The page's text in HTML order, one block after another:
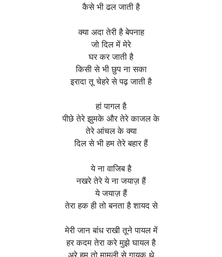
कैसे भी ढल जाती है
क्या अदा तेरी है बेपनाह
जो दिल में मेरे
घर कर जाती है
किसी से भी छुप ना सका
इरादा तू चेहरे से पढ़ जाती है
हां पागल है
पीछे तेरे झुमके और तेरे काजल के
तेरे आंचल के क्या
दिल से भी हम तेरे बहार हैं
ये ना वाजिब है
नखरे तेरे ये ना जयाज़ हैं
ये जयाज़ हैं
तेरा हक ही तो बनता है शायद से
मेरी जान बांध राखी तूने पायल में
हर कदम तेरा करे मुझे घायल है
अरे हम तो मामुली से गायक थे